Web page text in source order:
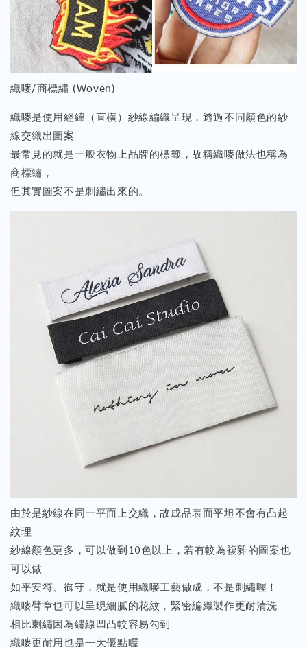
織嘜/商標繡 (Woven)
織嘜是使用經緯（直橫）紗線編織呈現，透過不同顏色的紗
線交織出圖案
最常見的就是一般衣物上品牌的標籤，故稱織嘜做法也稱為
商標繡，
但其實圖案不是刺繡出來的。
由於是紗線在同一平面上交織，故成品表面平坦不會有凸起
紋理
紗線顏色更多，可以做到10色以上，若有較為複雜的圖案也
可以做
如平安符、御守，就是使用織嘜工藝做成，不是刺繡喔！
織嘜臂章也可以呈現細膩的花紋，緊密編織製作更耐清洗
相比刺繡因為繡線凹凸較容易勾到
織嘜更耐用也是一大優點喔